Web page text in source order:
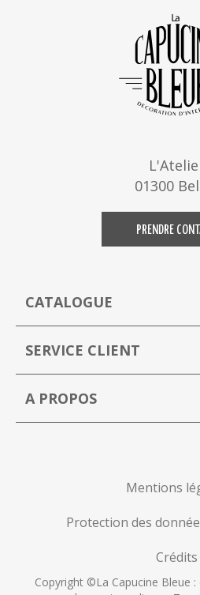
CATALOGUE
Boutique
SERVICE CLIENT
Mon compte
A PROPOS
01300
PRENDRE
Mentions
Protection des
Crédits
Copyright ©La Capucine Bleue